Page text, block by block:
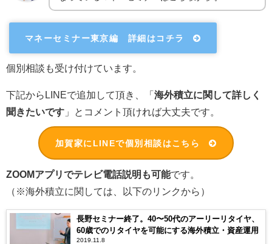
マネーセミナー東京編 詳細はコチラ
個別相談も受け付けています。
下記からLINEで追加して頂き、「 海外積立に関して詳しく
聞きたいです 」とコメント頂ければ大丈夫です。
加賀家にLINEで個別相談はこちら
ZOOMアプリでテレビ電話説明も可能です。
（※海外積立に関しては、以下のリンクから）
長野セミナー終了。40〜50代のアーリーリタイヤ、
60歳でのリタイヤを可能にする海外積立・資産運用
2019.11.8